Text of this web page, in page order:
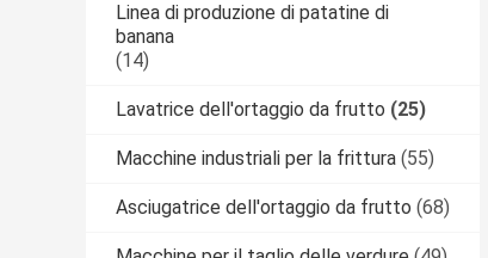
Linea di produzione di patatine di
banana
(14)
Lavatrice dell'ortaggio da frutto (25)
Macchine industriali per la frittura (55)
Asciugatrice dell'ortaggio da frutto (68)